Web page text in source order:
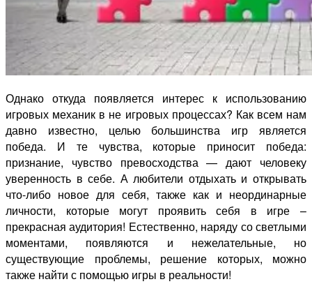
Однако откуда появляется интерес к использованию
игровых механик в не игровых процессах? Как всем нам
давно известно, целью большинства игр является
победа. И те чувства, которые приносит победа:
признание, чувство превосходства — дают человеку
уверенность в себе. А любители отдыхать и открывать
что-либо новое для себя, также как и неординарные
личности, которые могут проявить себя в игре –
прекрасная аудитория! Естественно, наряду со светлыми
моментами, появляются и нежелательные, но
существующие проблемы, решение которых, можно
также найти с помощью игры в реальности!